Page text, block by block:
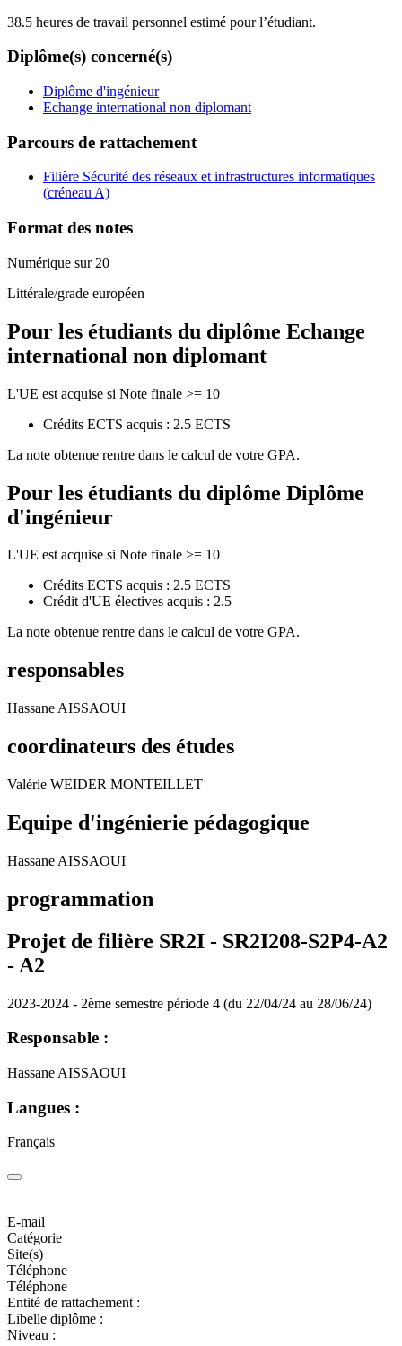
38.5 heures de travail personnel estimé pour l’étudiant.
Diplôme(s) concerné(s)
Diplôme d'ingénieur
Echange international non diplomant
Parcours de rattachement
Filière Sécurité des réseaux et infrastructures informatiques
(créneau A)
Format des notes
Numérique sur 20
Littérale/grade européen
Pour les étudiants du diplôme Echange
international non diplomant
L'UE est acquise si Note finale >= 10
Crédits ECTS acquis : 2.5 ECTS
La note obtenue rentre dans le calcul de votre GPA.
Pour les étudiants du diplôme Diplôme
d'ingénieur
L'UE est acquise si Note finale >= 10
Crédits ECTS acquis : 2.5 ECTS
Crédit d'UE électives acquis : 2.5
La note obtenue rentre dans le calcul de votre GPA.
responsables
Hassane AISSAOUI
coordinateurs des études
Valérie WEIDER MONTEILLET
Equipe d'ingénierie pédagogique
Hassane AISSAOUI
programmation
Projet de filière SR2I - SR2I208-S2P4-A2
- A2
2023-2024 - 2ème semestre période 4 (du 22/04/24 au 28/06/24)
Responsable :
Hassane AISSAOUI
Langues :
Français
E-mail
Catégorie
Site(s)
Téléphone
Téléphone
Entité de rattachement :
Libelle diplôme :
Niveau :